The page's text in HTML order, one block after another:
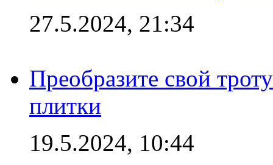
27.5.2024, 21:34
Преобразите свой
плитки
19.5.2024, 10:44